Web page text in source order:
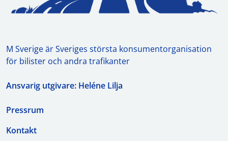
M Sverige är Sveriges största konsumentorganisation
för bilister och andra trafikanter
Ansvarig utgivare: Heléne Lilja
Pressrum
Kontakt